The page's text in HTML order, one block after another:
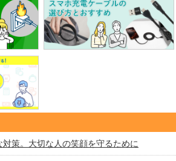
策。大切な人の笑顔を守るために